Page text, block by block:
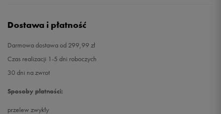
Dostawa i płatność
Darmowa dostawa od 299,99 zł
Czas realizacji 1-5 dni roboczych
30 dni na zwrot
Sposoby płatności:
przelew zwykły